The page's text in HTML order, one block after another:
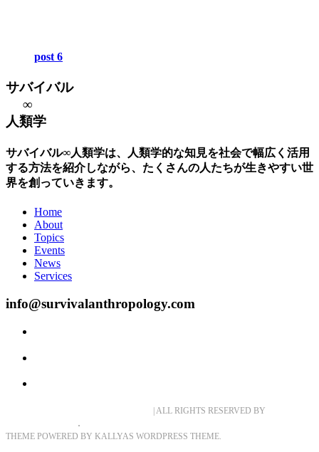
post 6
サバイバル
∞
人類学
サバイバル∞人類学は、人類学的な知見を社会で幅広く活用
する方法を紹介しながら、たくさんの人たちが生きやすい世
界を創っていきます。
Home
About
Topics
Events
News
Services
info@survivalanthropology.com
| ALL RIGHTS RESERVED BY
.
THEME POWERED BY KALLYAS WORDPRESS THEME.